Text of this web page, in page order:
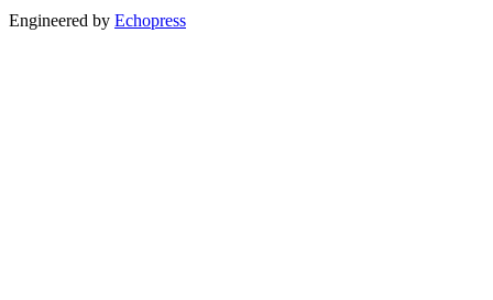
Engineered by Echopress